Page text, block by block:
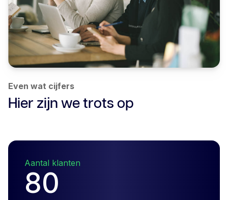
Even wat cijfers
Hier zijn we trots op
Aantal klanten
83